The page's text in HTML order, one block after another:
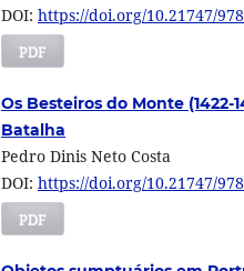
DOI: https://doi.org/10.21747/
PDF
Os Besteiros do Monte (1422-
Batalha
Pedro Dinis Neto Costa
DOI: https://doi.org/10.21747/
PDF